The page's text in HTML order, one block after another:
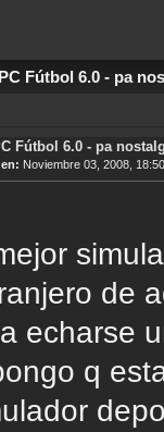
Fútbol 6.0 - pa
Fútbol 6.0 - pa
en: Noviembre 03, 2008,
de
echarse
q